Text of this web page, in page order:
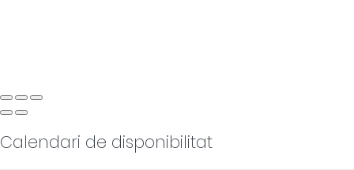
Calendari de disponibilitat